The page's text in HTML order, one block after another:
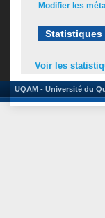
Modifier les
Statistiques
Voir les
UQAM - Université du